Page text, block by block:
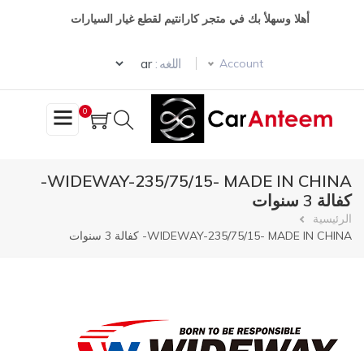
أهلا وسهلأ بك في متجر كارانتيم لقطع غيار السيارات
Account اللغه :
Select your language
0
WIDEWAY-235/75/15- MADE IN CHINA-
كفالة 3 سنوات
مسار
الرئيسية
WIDEWAY-235/75/15- MADE IN CHINA- كفالة 3 سنوات